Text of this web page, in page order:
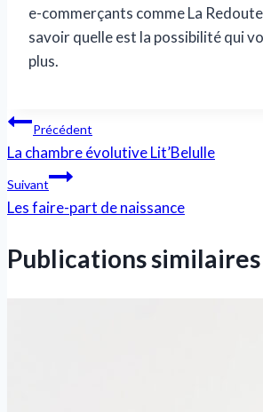
e-commerçants comme La
savoir quelle est la possibilité qui
plus.
Navigation
de
l’article
Précédent
La chambre évolutive Lit’Belulle
Suivant
Les faire-part de naissance
Publications similaires